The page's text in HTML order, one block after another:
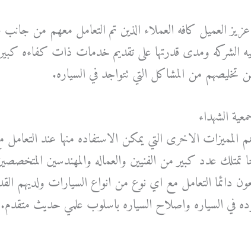
العميل كافه العملاء الذين تم التعامل معهم من
الشركه ومدى قدرتها على تقديم خدمات ذات كفاءه
تخليصهم من المشاكل التي تتواجد في السياره.
الشهداء
المميزات الاخرى التي يمكن الاستفاده منها عند
تمتلك عدد كبير من الفنيين والعماله والمهندسين
دائما التعامل مع اي نوع من انواع السيارات ولديهم
في السياره واصلاح السياره باسلوب علمي حديث متقدم.